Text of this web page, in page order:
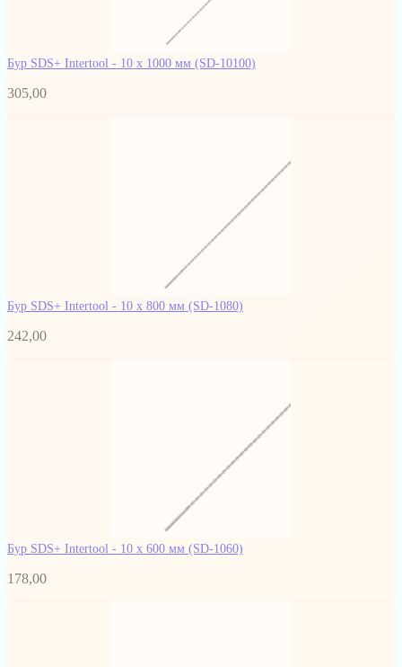
Бур SDS+ Intertool - 10 х 1000 мм (SD-10100)
305,00
Бур SDS+ Intertool - 10 х 800 мм (SD-1080)
242,00
Бур SDS+ Intertool - 10 х 600 мм (SD-1060)
178,00